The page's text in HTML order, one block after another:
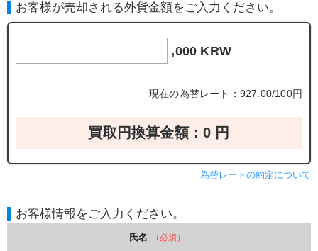
お客様が売却される外貨金額をご入力ください。
,000 KRW
現在の為替レート：927.00/100円
買取円換算金額： 0 円
為替レートの約定について
お客様情報をご入力ください。
氏名 （必須）